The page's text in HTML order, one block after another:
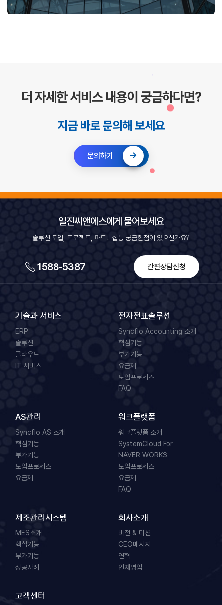
더 자세한 서비스 내용이 궁금하다면?
지금 바로 문의해 보세요
문의하기
일진씨앤에스에게 물어보세요
솔루션 도입, 프로젝트, 파트너십등 궁금한점이 있으신가요?
1588-5387 간편상담신청
기술과 서비스
ERP
솔루션
클라우드
IT 서비스
전자전표솔루션
Syncflo Accounting 소개
핵심기능
부가기능
요금제
도입프로세스
FAQ
AS관리
Syncflo AS 소개
핵심기능
부가기능
도입프로세스
요금제
워크플랫폼
워크플랫폼 소개
SystemCloud For
NAVER WORKS
도입프로세스
요금제
FAQ
제조관리시스템
MES소개
핵심기능
부가기능
성공사례
회사소개
비전 & 미션
CEO메시지
연혁
인재영입
고객센터